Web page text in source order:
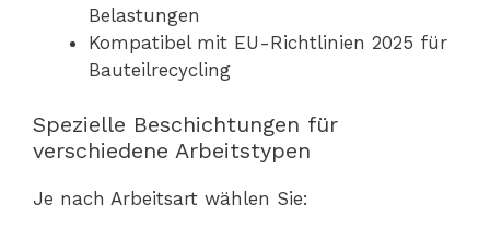
Belastungen
Kompatibel mit EU-Richtlinien 2025 für
Bauteilrecycling
Spezielle Beschichtungen für
verschiedene Arbeitstypen
Je nach Arbeitsart wählen Sie: